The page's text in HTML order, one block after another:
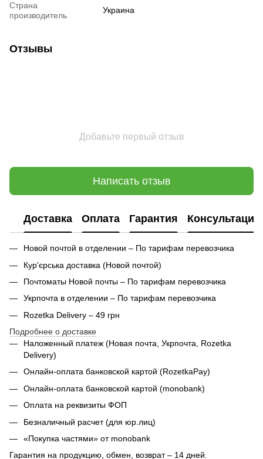
Страна
производитель
Украина
Отзывы
Добавьте первый отзыв
Написать отзыв
Доставка Оплата Гарантия Консультация
Новой почтой в отделении – По тарифам перевозчика
Кур'єрська доставка (Новой почтой)
Почтоматы Новой почты – По тарифам перевозчика
Укрпочта в отделении – По тарифам перевозчика
Rozetka Delivery – 49 грн
Подробнее о доставке
Наложенный платеж (Новая почта, Укрпочта, Rozetka
Delivery)
Онлайн-оплата банковской картой (RozetkaPay)
Онлайн-оплата банковской картой (monobank)
Оплата на реквизиты ФОП
Безналичный расчет (для юр.лиц)
«Покупка частями» от monobank
Гарантия на продукцию, обмен, возврат – 14 дней.